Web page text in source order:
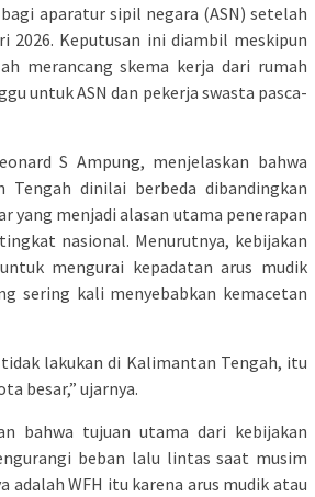
aparatur sipil negara (ASN) setelah
2026. Keputusan ini diambil meskipun
merancang skema kerja dari rumah
untuk ASN dan pekerja swasta pasca-
S Ampung, menjelaskan bahwa
Tengah dinilai berbeda dibandingkan
yang menjadi alasan utama penerapan
nasional. Menurutnya, kebijakan
mengurai kepadatan arus mudik
sering kali menyebabkan kemacetan
lakukan di Kalimantan Tengah, itu
besar,” ujarnya.
bahwa tujuan utama dari kebijakan
beban lalu lintas saat musim
adalah WFH itu karena arus mudik atau